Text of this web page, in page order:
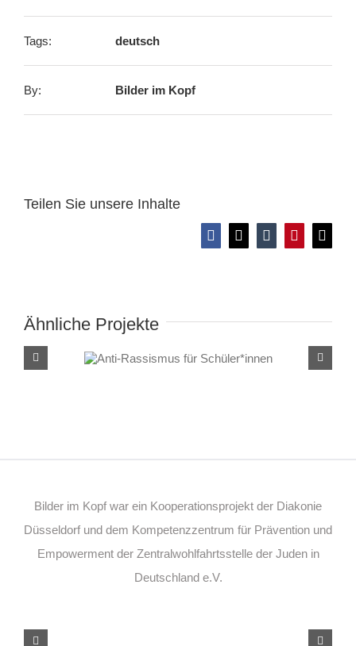
Tags: deutsch
By: Bilder im Kopf
Teilen Sie unsere Inhalte
Facebook
X TumblrPinterest
E-
Ähnliche ProjekteAnti-Rassismus für
Schüler*innen
Bilder im Kopf war ein Kooperationsprojekt der Diakonie
Düsseldorf und dem Kompetenzzentrum für Prävention und
Empowerment der Zentralwohlfahrtsstelle der Juden in
Deutschland e.V.